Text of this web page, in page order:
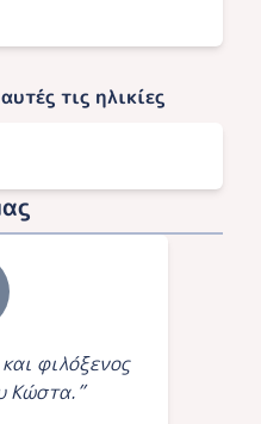
τις ηλικίες
φιλόξενος
Κώστα.”